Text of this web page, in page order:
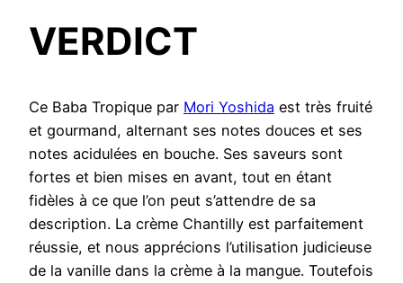
VERDICT
Ce Baba Tropique par Mori Yoshida est très fruité
et gourmand, alternant ses notes douces et ses
notes acidulées en bouche. Ses saveurs sont
fortes et bien mises en avant, tout en étant
fidèles à ce que l’on peut s’attendre de sa
description. La crème Chantilly est parfaitement
réussie, et nous apprécions l’utilisation judicieuse
de la vanille dans la crème à la mangue. Toutefois